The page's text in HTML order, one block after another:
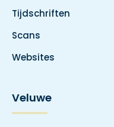
Tijdschriften
Scans
Websites
Veluwe